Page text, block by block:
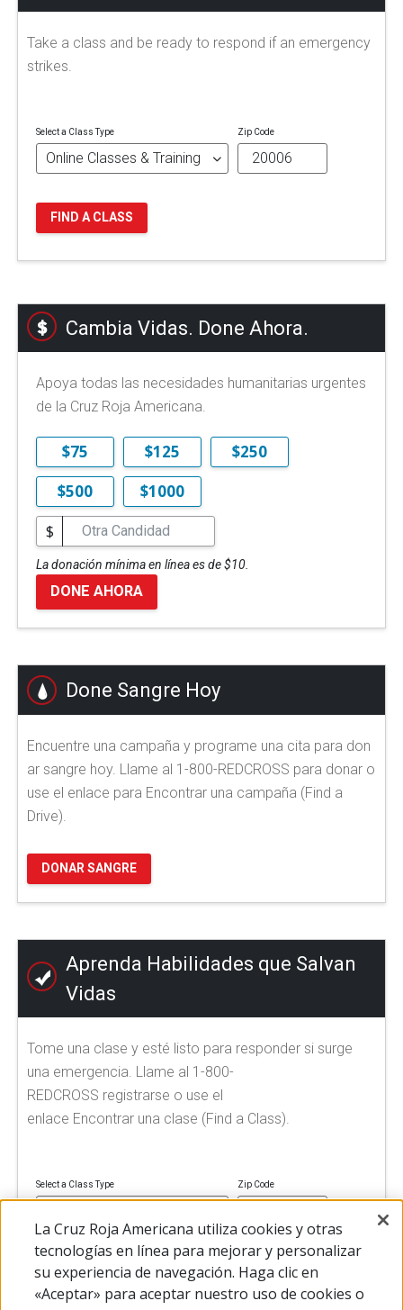
Take a class and be ready to respond if an emergency
strikes.
Select a Class Type Zip Code
FIND A CLASS
Cambia Vidas. Done Ahora.
Apoya todas las necesidades humanitarias urgentes
de la Cruz Roja Americana.
$75 $125
$250
$500
$1000
$
La donación mínima en línea es de $10.
DONE AHORA
Done Sangre Hoy
Encuentre una campaña y programe una cita para don
ar sangre hoy. Llame al 1-800-REDCROSS para donar o
use el enlace para Encontrar una campaña (Find a
Drive).
DONAR SANGRE
Aprenda Habilidades que Salvan
Vidas
Tome una clase y esté listo para responder si surge
una emergencia. Llame al 1-800-
REDCROSS registrarse o use el
enlace Encontrar una clase (Find a Class).
Select a Class Type Zip Code
FIND A CLASS
La Cruz Roja Americana utiliza cookies y otras
tecnologías en línea para mejorar y personalizar
su experiencia de navegación. Haga clic en
«Aceptar» para aceptar nuestro uso de cookies o